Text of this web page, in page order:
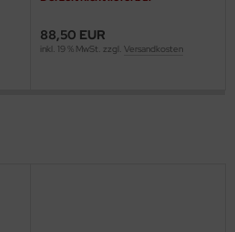
88,50 EUR
inkl. 19 % MwSt. zzgl. Versandkosten